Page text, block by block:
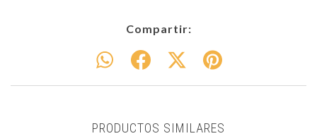
Compartir:
PRODUCTOS SIMILARES